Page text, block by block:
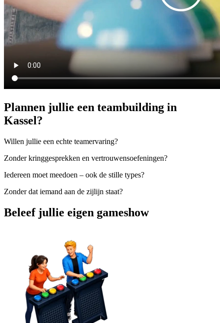
Plannen jullie een teambuilding in
Kassel?
Willen jullie een echte teamervaring?
Zonder kringgesprekken en vertrouwensoefeningen?
Iedereen moet meedoen – ook de stille types?
Zonder dat iemand aan de zijlijn staat?
Beleef jullie eigen gameshow